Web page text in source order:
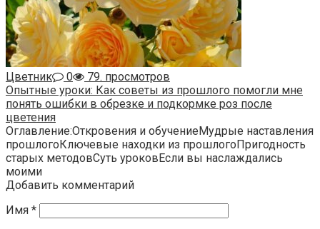
Цветник 0
79. просмотров
Опытные уроки: Как советы из прошлого помогли мне
понять ошибки в обрезке и подкормке роз после
цветения
Оглавление:Откровения и обучениеМудрые наставления
прошлогоКлючевые находки из прошлогоПригодность
старых методовСуть уроковЕсли вы наслаждались
моими
Добавить комментарий
Имя *